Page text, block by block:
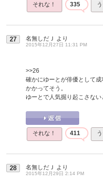
それな！ 335
27 名無しだＪ より
2015年12月27日 11:31 PM
>>26
確かにゆーとが俳優として
かかってそう。
ゆーとで人気掘り起こさな
それな！ 411
28 名無しだＪ より
2015年12月29日 2:14 PM